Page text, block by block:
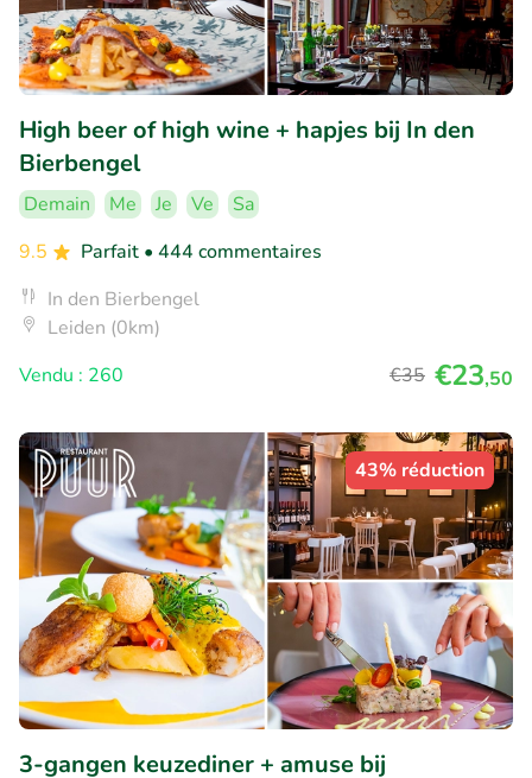
High beer of high wine + hapjes bij In den
Bierbengel
Demain Me Je Ve
Sa
9.5
Parfait • 444 commentaires
In den Bierbengel
Leiden (0km)
Vendu : 260
€35 €23,50
43% réduction
3-gangen keuzediner + amuse bij